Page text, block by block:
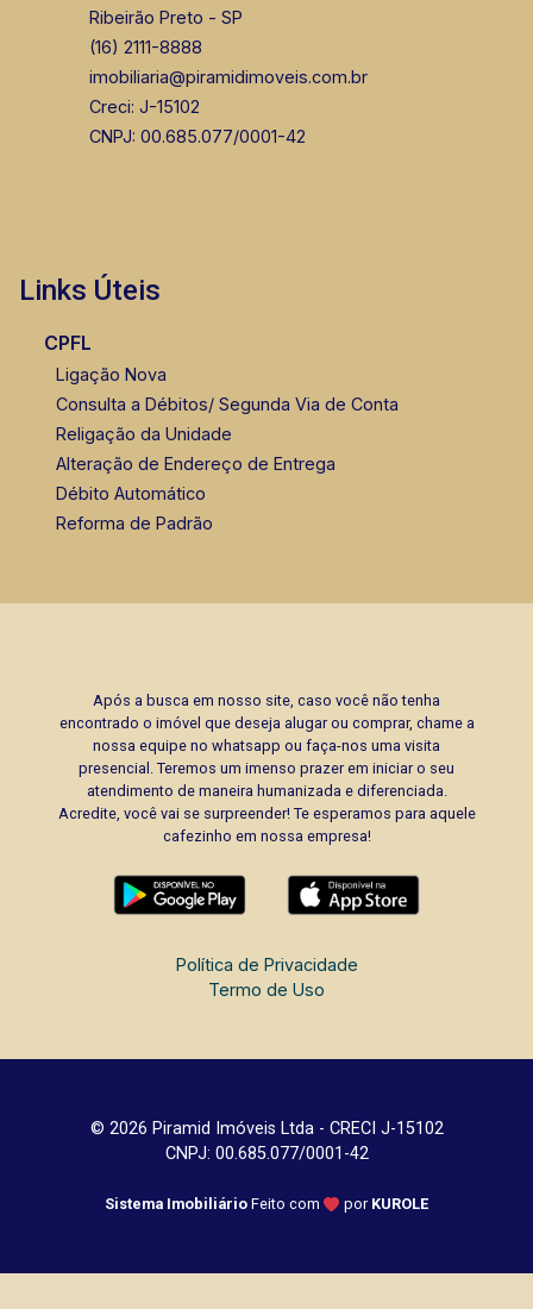
Ribeirão Preto - SP
(16) 2111-8888
imobiliaria@piramidimoveis.com.br
Creci: J-15102
CNPJ: 00.685.077/0001-42
Links Úteis
CPFL
Ligação Nova
Consulta a Débitos/ Segunda Via de Conta
Religação da Unidade
Alteração de Endereço de Entrega
Débito Automático
Reforma de Padrão
Após a busca em nosso site, caso você não tenha
encontrado o imóvel que deseja alugar ou comprar, chame a
nossa equipe no whatsapp ou faça-nos uma visita
presencial. Teremos um imenso prazer em iniciar o seu
atendimento de maneira humanizada e diferenciada.
Acredite, você vai se surpreender! Te esperamos para aquele
cafezinho em nossa empresa!
Política de Privacidade
Termo de Uso
© 2026 Piramid Imóveis Ltda - CRECI J-15102
CNPJ: 00.685.077/0001-42
Sistema Imobiliário Feito com por KUROLE